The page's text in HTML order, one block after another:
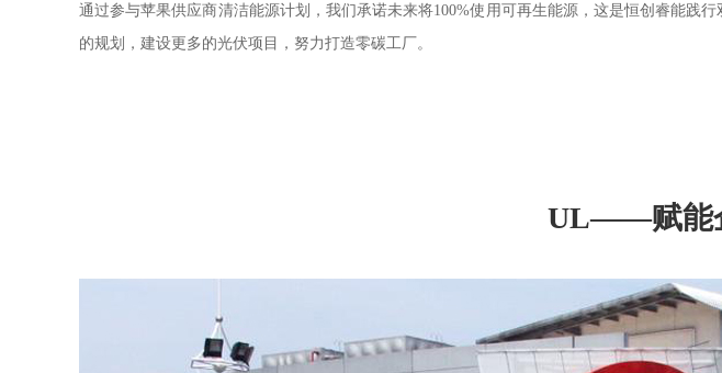
通过参与苹果供应商清洁能源计划，我们承诺未来将100%使用可再生能源，这是恒创睿能践
的规划，建设更多的光伏项目，努力打造零碳工厂。
UL——赋能